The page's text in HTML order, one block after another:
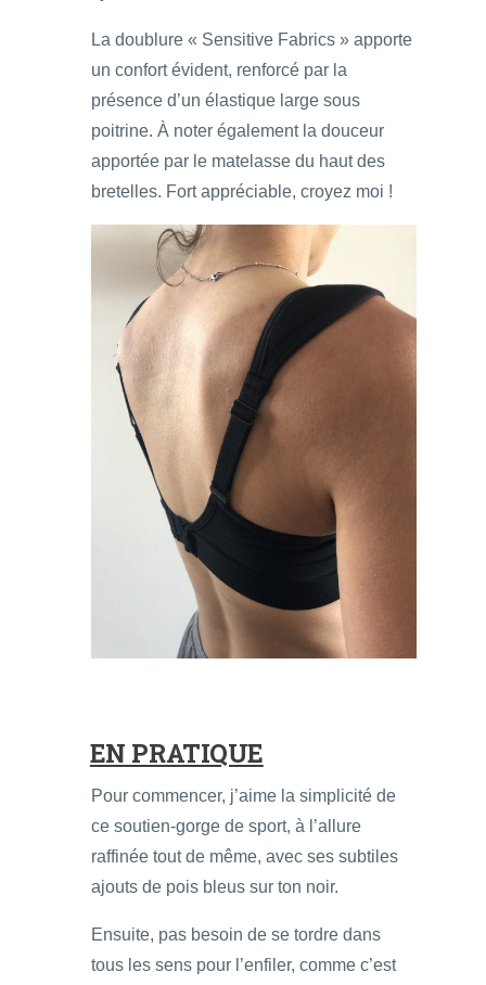
La doublure « Sensitive Fabrics » apporte
un confort évident, renforcé par la
présence d’un élastique large sous
poitrine. À noter également la douceur
apportée par le matelasse du haut des
bretelles. Fort appréciable, croyez moi !
EN PRATIQUE
Pour commencer, j’aime la simplicité de
ce soutien-gorge de sport, à l’allure
raffinée tout de même, avec ses subtiles
ajouts de pois bleus sur ton noir.
Ensuite, pas besoin de se tordre dans
tous les sens pour l’enfiler, comme c’est